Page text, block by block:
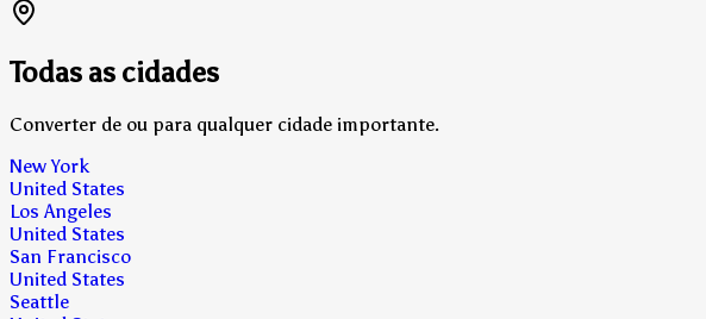
Todas as cidades
Converter de ou para qualquer cidade importante.
New York
United States
Los Angeles
United States
San Francisco
United States
Seattle